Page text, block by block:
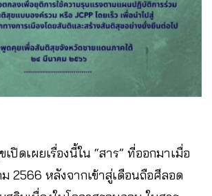
ดเผยเรื่องนี้ใน “สาร” ที่ออกมาเมื่อ
2566 หลังจากเข้าสู่เดือนถือศีลอด